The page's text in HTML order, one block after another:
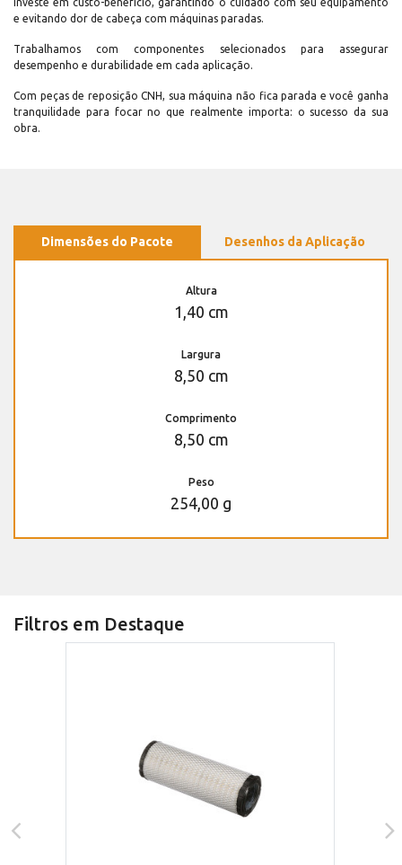
e evitando dor de cabeça com máquinas paradas.
Trabalhamos com componentes selecionados para assegurar
desempenho e durabilidade em cada aplicação.
Com peças de reposição CNH, sua máquina não fica parada e você ganha
tranquilidade para focar no que realmente importa: o sucesso da sua
obra.
Dimensões do Pacote Desenhos da Aplicação
Altura
1,40 cm
Largura
8,50 cm
Comprimento
8,50 cm
Peso
254,00 g
Filtros em Destaque